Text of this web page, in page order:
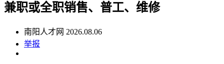
兼职或全职销售、普工、维修
南阳人才网 2026.08.06
举报